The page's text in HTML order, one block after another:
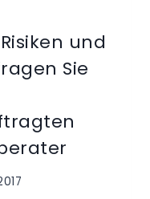
und
Sie